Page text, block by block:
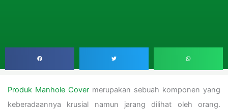
Produk Manhole Cover merupakan sebuah komponen yang
keberadaannya krusial namun jarang dilihat oleh orang.